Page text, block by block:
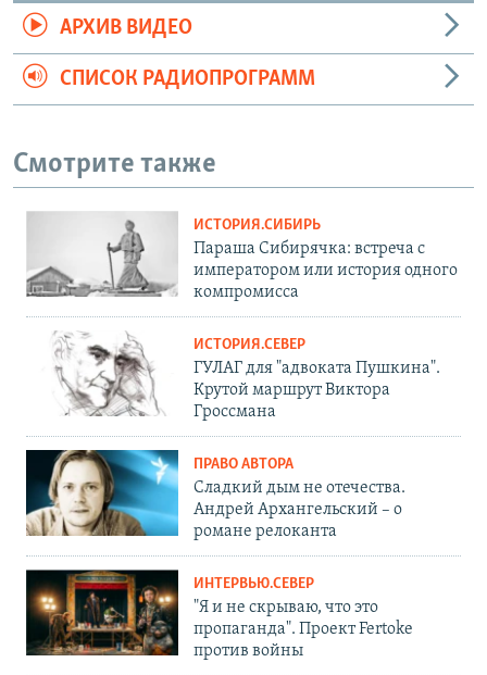
АРХИВ ВИДЕО
СПИСОК РАДИОПРОГРАММ
Смотрите также
ИСТОРИЯ.СИБИРЬ
Параша Сибирячка: встреча с
императором или история одного
компромисса
ИСТОРИЯ.СЕВЕР
ГУЛАГ для "адвоката Пушкина".
Крутой маршрут Виктора
Гроссмана
ПРАВО АВТОРА
Сладкий дым не отечества.
Андрей Архангельский – о
романе релоканта
ИНТЕРВЬЮ.СЕВЕР
"Я и не скрываю, что это
пропаганда". Проект Fertoke
против войны